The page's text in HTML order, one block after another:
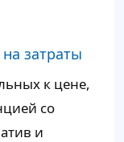
затраты
к цене,
со
и